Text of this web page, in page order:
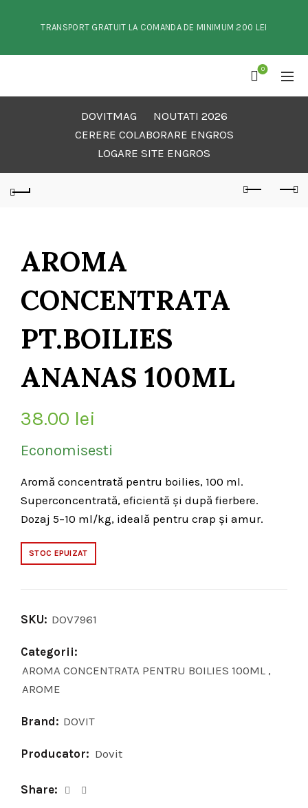
TRANSPORT GRATUIT LA COMANDA DE MINIMUM 200 LEI
0
DOVITMAG
NOUTATI 2026
CERERE COLABORARE ENGROS
LOGARE SITE ENGROS
AROMA
CONCENTRATA
PT.BOILIES
ANANAS 100ML
38.00 lei
Economisesti
Aromă concentrată pentru boilies, 100 ml.
Superconcentrată, eficientă și după fierbere.
Dozaj 5–10 ml/kg, ideală pentru crap și amur.
STOC EPUIZAT
SKU: DOV7961
Categorii:
AROMA CONCENTRATA PENTRU BOILIES 100ML ,
AROME
Brand: DOVIT
Producator: Dovit
Share